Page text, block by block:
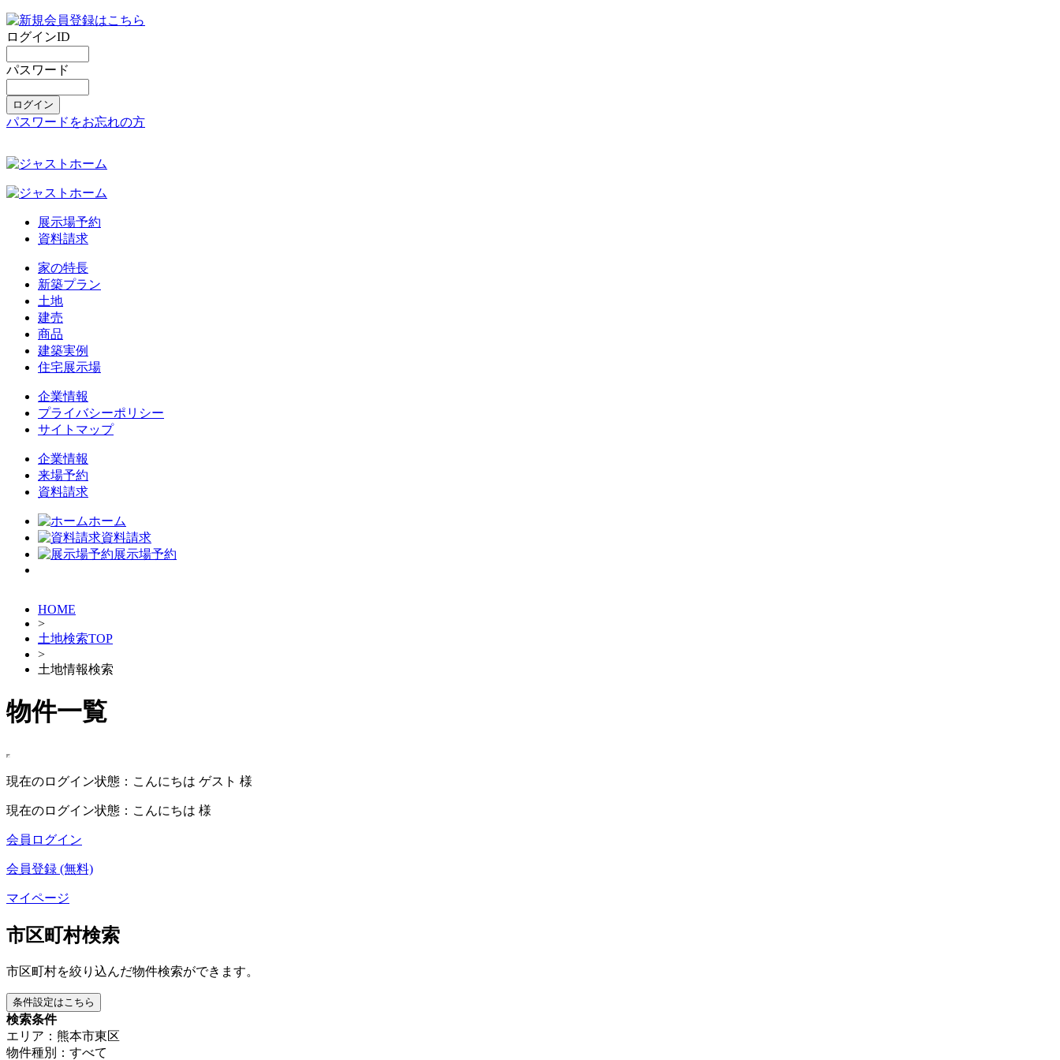
ログインID
パスワード
パスワードをお忘れの方
展示場予約
資料請求
家の特長
新築プラン
土地
建売
商品
建築実例
住宅展示場
企業情報
プライバシーポリシー
サイトマップ
企業情報
来場予約
資料請求
ホーム
資料請求
展示場予約
HOME
>
土地検索TOP
>
土地情報検索
物件一覧
現在のログイン状態：こんにちは ゲスト 様
現在のログイン状態：こんにちは 様
会員ログイン
会員登録 (無料)
マイページ
市区町村検索
市区町村を絞り込んだ物件検索ができます。
条件設定はこちら
検索条件
エリア：熊本市東区
物件種別：すべて